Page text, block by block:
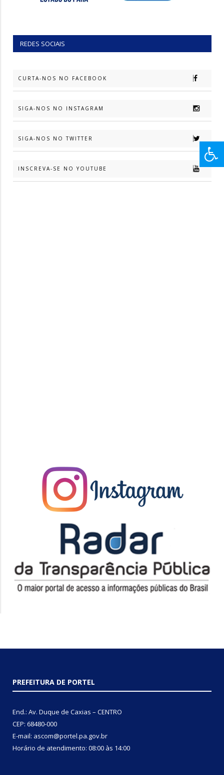
REDES SOCIAIS
CURTA-NOS NO FACEBOOK
SIGA-NOS NO INSTAGRAM
SIGA-NOS NO TWITTER
INSCREVA-SE NO YOUTUBE
PREFEITURA DE PORTEL
End.: Av. Duque de Caxias – CENTRO
CEP: 68480-000
E-mail: ascom@portel.pa.gov.br
Horário de atendimento: 08:00 às 14:00